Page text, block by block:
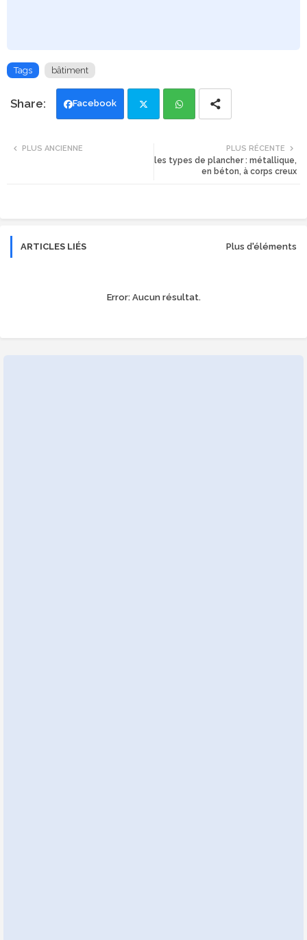
Tags bâtiment
Facebook
ats
PLUS RÉCENTE
les types de plancher : métallique,
en béton, à corps creux
PLUS ANCIENNE
ARTICLES LIÉS Plus d'éléments
Error:Aucun résultat.